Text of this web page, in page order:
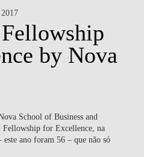
by Nova
School of Business and
for Excellence, na
este ano foram 56 – que não só